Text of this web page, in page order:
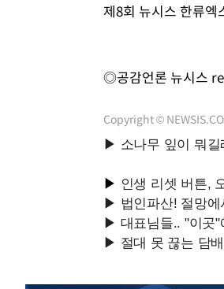
제8회 뉴시스 한류
◎공감언론 뉴시스
Copyright ©